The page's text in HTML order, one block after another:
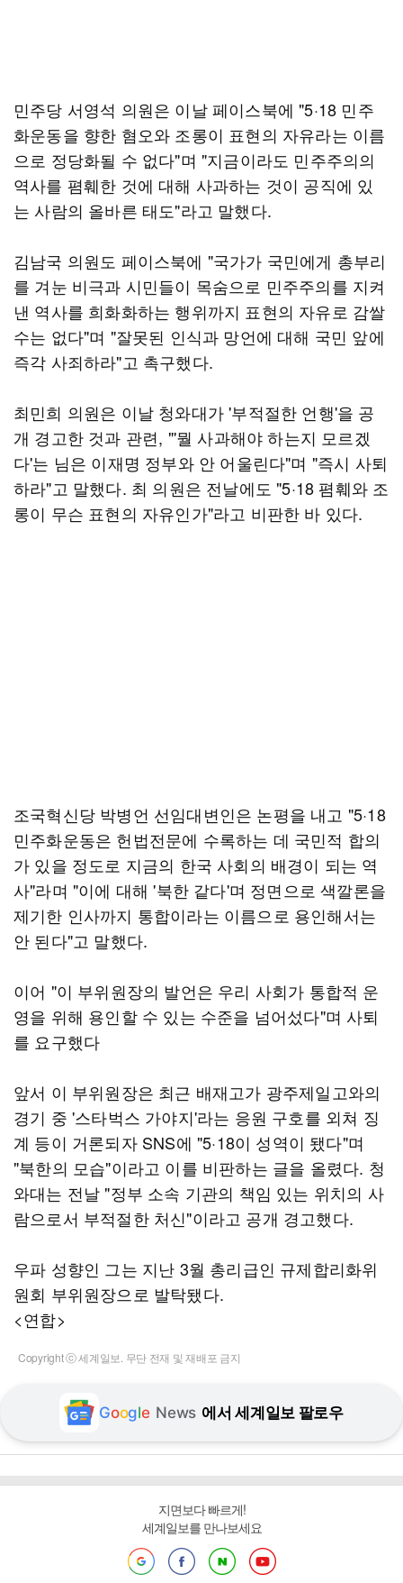
민주당 서영석 의원은 이날 페이스북에 "5·18 민주
화운동을 향한 혐오와 조롱이 표현의 자유라는 이름
으로 정당화될 수 없다"며 "지금이라도 민주주의의
역사를 폄훼한 것에 대해 사과하는 것이 공직에 있
는 사람의 올바른 태도"라고 말했다.
김남국 의원도 페이스북에 "국가가 국민에게 총부리
를 겨눈 비극과 시민들이 목숨으로 민주주의를 지켜
낸 역사를 희화화하는 행위까지 표현의 자유로 감쌀
수는 없다"며 "잘못된 인식과 망언에 대해 국민 앞에
즉각 사죄하라"고 촉구했다.
최민희 의원은 이날 청와대가 '부적절한 언행'을 공
개 경고한 것과 관련, "'뭘 사과해야 하는지 모르겠
다'는 님은 이재명 정부와 안 어울린다"며 "즉시 사퇴
하라"고 말했다. 최 의원은 전날에도 "5·18 폄훼와 조
롱이 무슨 표현의 자유인가"라고 비판한 바 있다.
조국혁신당 박병언 선임대변인은 논평을 내고 "5·18
민주화운동은 헌법전문에 수록하는 데 국민적 합의
가 있을 정도로 지금의 한국 사회의 배경이 되는 역
사"라며 "이에 대해 '북한 같다'며 정면으로 색깔론을
제기한 인사까지 통합이라는 이름으로 용인해서는
안 된다"고 말했다.
이어 "이 부위원장의 발언은 우리 사회가 통합적 운
영을 위해 용인할 수 있는 수준을 넘어섰다"며 사퇴
를 요구했다
앞서 이 부위원장은 최근 배재고가 광주제일고와의
경기 중 '스타벅스 가야지'라는 응원 구호를 외쳐 징
계 등이 거론되자 SNS에 "5·18이 성역이 됐다"며
"북한의 모습"이라고 이를 비판하는 글을 올렸다. 청
와대는 전날 "정부 소속 기관의 책임 있는 위치의 사
람으로서 부적절한 처신"이라고 공개 경고했다.
우파 성향인 그는 지난 3월 총리급인 규제합리화위
원회 부위원장으로 발탁됐다.
<연합>
Copyright ⓒ 세계일보. 무단 전재 및 재배포 금지
Google News 에서 세계일보 팔로우
지면보다 빠르게!
세계일보를 만나보세요